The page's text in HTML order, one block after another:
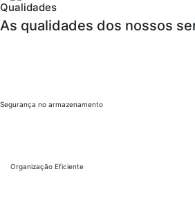
Qualidades
As qualidades dos nossos
Segurança no armazenamento
Organização Eficiente